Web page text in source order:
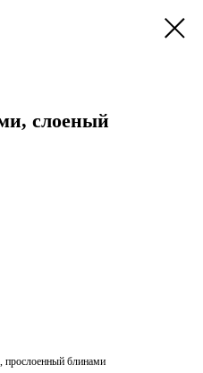
слоеный
прослоенный блинами